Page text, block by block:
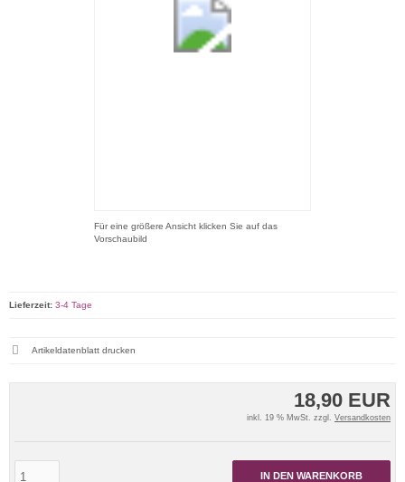
Für eine größere Ansicht klicken Sie auf das
Vorschaubild
18,90 EUR
inkl. 19 % MwSt. zzgl. Versandkosten
IN DEN WARENKORB
Lieferzeit: 3-4 Tage
Artikeldatenblatt drucken